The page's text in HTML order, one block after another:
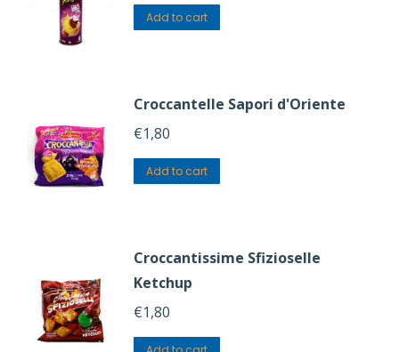
Add to cart
Croccantelle Sapori d'Oriente
€1,80
Add to cart
Croccantissime Sfizioselle
Ketchup
€1,80